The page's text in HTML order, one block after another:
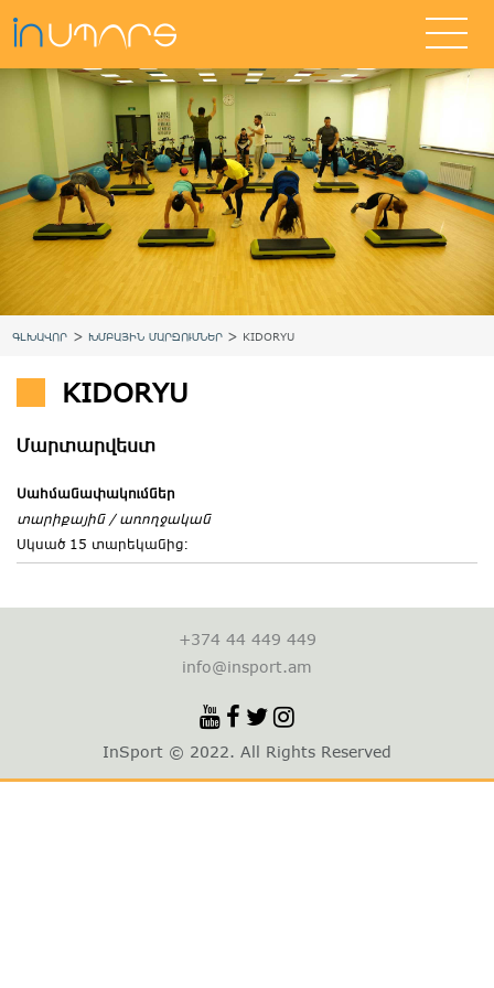
ԳԼԽԱՎՈՐ > ԽՄԲԱՅԻՆ ՄԱՐԶՈՒՄՆԵՐ > KIDORYU
KIDORYU
Մարտարվեստ
Սահմանափակումներ
տարիքային / առողջական
Սկսած 15 տարեկանից։
+374 44 449 449
info@insport.am
InSport © 2022. All Rights Reserved